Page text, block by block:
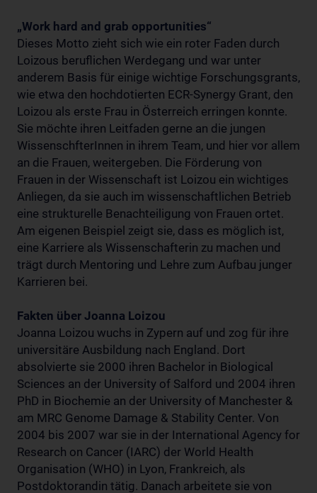
„Work hard and grab opportunities“
Dieses Motto zieht sich wie ein roter Faden durch
Loizous beruflichen Werdegang und war unter
anderem Basis für einige wichtige Forschungsgrants,
wie etwa den hochdotierten ECR-Synergy Grant, den
Loizou als erste Frau in Österreich erringen konnte.
Sie möchte ihren Leitfaden gerne an die jungen
WissenschfterInnen in ihrem Team, und hier vor allem
an die Frauen, weitergeben. Die Förderung von
Frauen in der Wissenschaft ist Loizou ein wichtiges
Anliegen, da sie auch im wissenschaftlichen Betrieb
eine strukturelle Benachteiligung von Frauen ortet.
Am eigenen Beispiel zeigt sie, dass es möglich ist,
eine Karriere als Wissenschafterin zu machen und
trägt durch Mentoring und Lehre zum Aufbau junger
Karrieren bei.
Fakten über Joanna Loizou
Joanna Loizou wuchs in Zypern auf und zog für ihre
universitäre Ausbildung nach England. Dort
absolvierte sie 2000 ihren Bachelor in Biological
Sciences an der University of Salford und 2004 ihren
PhD in Biochemie an der University of Manchester &
am MRC Genome Damage & Stability Center. Von
2004 bis 2007 war sie in der International Agency for
Research on Cancer (IARC) der World Health
Organisation (WHO) in Lyon, Frankreich, als
Postdoktorandin tätig. Danach arbeitete sie von